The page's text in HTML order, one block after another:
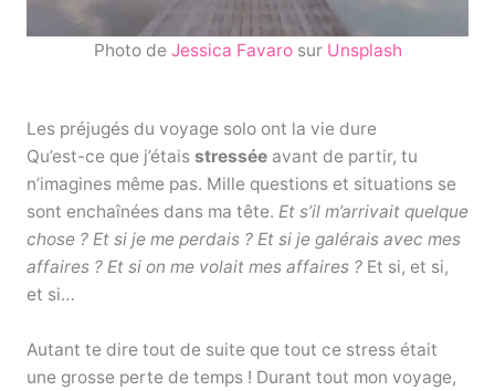
Photo de Jessica Favarosur Unsplash
Les préjugés du voyage solo ont la vie dure
Qu’est-ce que j’étaisstressée avant de partir, tu
n’imagines même pas. Mille questions et situations se
sont enchaînées dans ma tête. Et s’il m’arrivait quelque
chose ? Et si je me perdais ? Et si je galérais avec mes
affaires ? Et si on me volait mes affaires ?Et si, et si,
et si…
Autant te dire tout de suite que tout ce stress était
une grosse perte de temps ! Durant tout mon voyage,